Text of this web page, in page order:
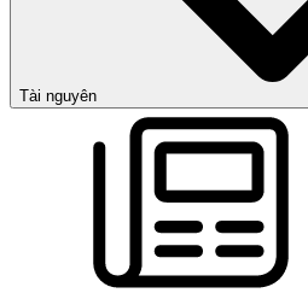
Tài nguyên